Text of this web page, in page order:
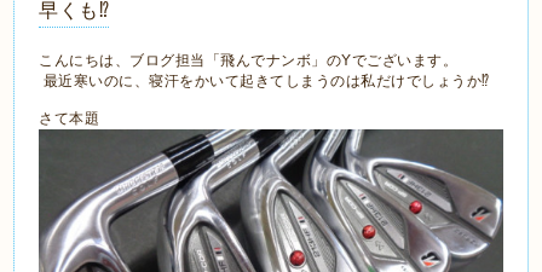
早くも⁉
こんにちは、ブログ担当「飛んでナンボ」のYでございます。
最近寒いのに、寝汗をかいて起きてしまうのは私だけでしょうか⁉
さて本題